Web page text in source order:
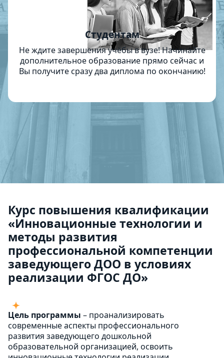
Студентам
Не ждите завершения учёбы в вузе! Начинайте
дополнительное образование прямо сейчас и
Вы получите сразу два диплома по окончанию!
Курс повышения квалификации
«Инновационные технологии и
методы развития
профессиональной компетенции
заведующего ДОО в условиях
реализации ФГОС ДО»
Цель программы – проанализировать
современные аспекты профессионального
развития заведующего дошкольной
образовательной организацией, освоить